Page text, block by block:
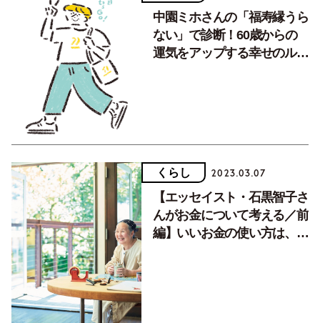
中園ミホさんの「福寿縁うら
ない」で診断！60歳からの
運気をアップする幸せのルー
くらし 2023.03.07
【エッセイスト・石黒智子さ
んがお金について考える／前
編】いいお金の使い方は、労